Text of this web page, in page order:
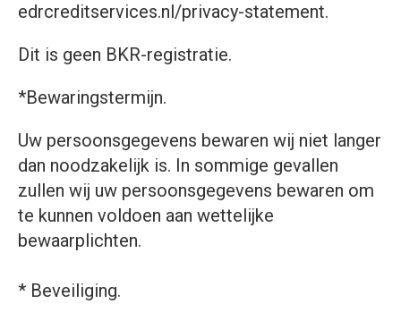
edrcreditservices.nl/privacy-statement.
Dit is geen BKR-registratie.
*Bewaringstermijn.
Uw persoonsgegevens bewaren wij niet langer
dan noodzakelijk is. In sommige gevallen
zullen wij uw persoonsgegevens bewaren om
te kunnen voldoen aan wettelijke
bewaarplichten.
* Beveiliging.